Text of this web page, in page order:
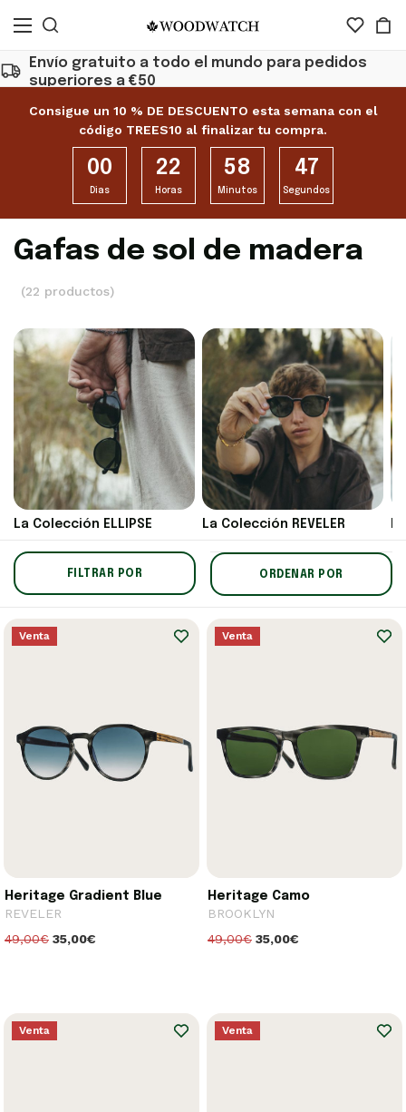
Envío gratuito a todo el mundo para pedidos
superiores a €50
Consigue un 10 % DE DESCUENTO esta semana con el
código TREES10 al finalizar tu compra.
00
Dias
22
Horas
58
Minutos
46
Segundos
Gafas de sol de madera
(22 productos)
La Colección ELLIPSE La Colección REVELER
FILTRAR POR ORDENAR POR
Venta
Heritage Gradient Blue
REVELER
49,00€ 35,00€
Venta
Heritage Camo
BROOKLYN
49,00€ 35,00€
Venta Venta